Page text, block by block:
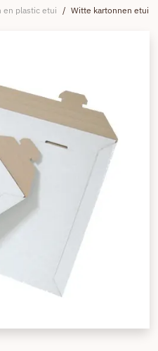
en plastic etui / Witte kartonnen etui